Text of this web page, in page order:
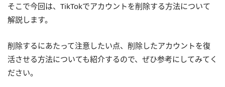
そこで今回は、TikTokでアカウントを削除する方法について
解説します。
削除するにあたって注意したい点、削除したアカウントを復
活させる方法についても紹介するので、ぜひ参考にしてみてく
ださい。